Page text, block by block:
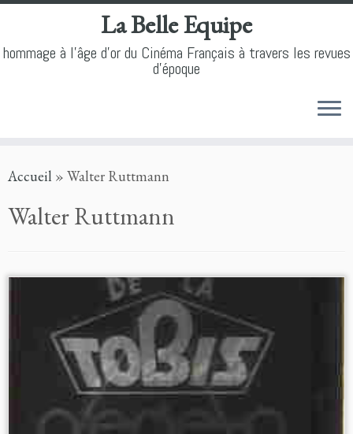
to
La Belle Equipe
hommage à l'âge d'or du Cinéma Français à travers les revues
d'époque
Accueil » Walter Ruttmann
Walter Ruttmann